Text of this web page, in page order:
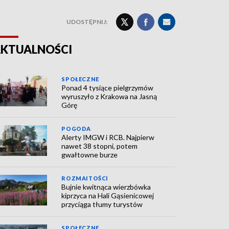
UDOSTĘPNIJ:
SPOŁECZNE
Ponad 4 tysiące pielgrzymów
wyruszyło z Krakowa na Jasną
Górę
POGODA
Alerty IMGW i RCB. Najpierw
nawet 38 stopni, potem
gwałtowne burze
ROZMAITOŚCI
Bujnie kwitnąca wierzbówka
kiprzyca na Hali Gąsienicowej
przyciąga tłumy turystów